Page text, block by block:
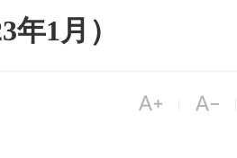
1月）
 